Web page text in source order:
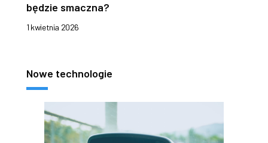
będzie smaczna?
1 kwietnia 2026
Nowe technologie